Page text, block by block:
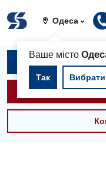
Одеса
Ваше місто
Так Вибрати